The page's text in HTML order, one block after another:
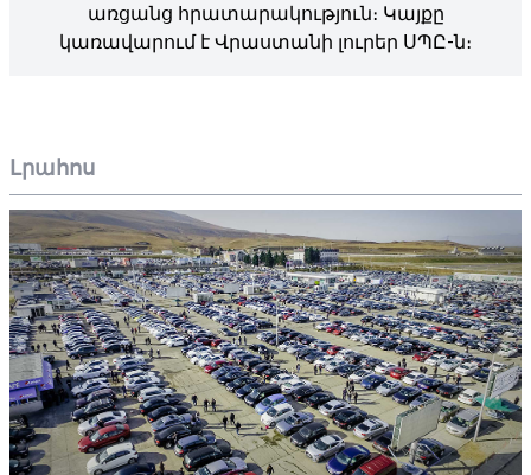
Լրահոս
առցանց հրատարակություն։ Կայքը
կառավարում է Վրաստանի լուրեր ՍՊԸ-ն։